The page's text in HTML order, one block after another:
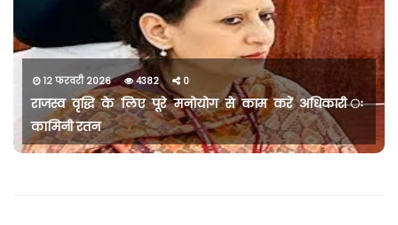
12 फरवरी 2026 4382 0
राजस्व वृद्धि के लिए पूरे मनोयोग से काम करें अधिकारी ः
कामिनी रतन